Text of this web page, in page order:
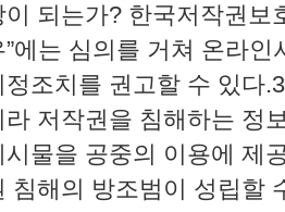
이 되는가? 한국저작권보
”에는 심의를 거쳐 온라
정조치를 권고할 수 있다
라 저작권을 침해하는 정
시물을 공중의 이용에 제
침해의 방조범이 성립할